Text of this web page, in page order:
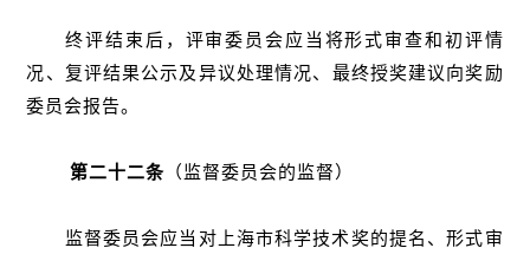
终评结束后，评审委员会应当将形式审查和初评情
况、复评结果公示及异议处理情况、最终授奖建议向奖励
委员会报告。
第二十二条 （监督委员会的监督）
监督委员会应当对上海市科学技术奖的提名、形式审